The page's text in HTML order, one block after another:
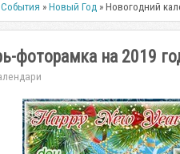
»Новый Год » Новогодний
фоторамка на 2019